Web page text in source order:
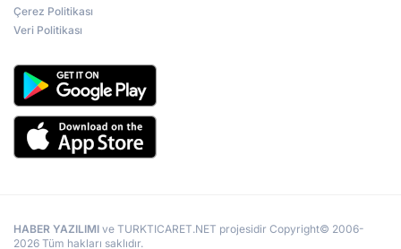
Çerez Politikası
Veri Politikası
HABER YAZILIMI ve TURKTICARET.NET projesidir Copyright© 2006-
2026 Tüm hakları saklıdır.